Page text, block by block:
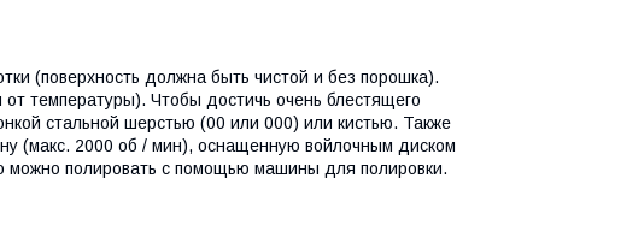
(поверхность должна быть чистой и без порошка).
температуры). Чтобы достичь очень блестящего
стальной шерстью (00 или 000) или кистью. Также
(макс. 2000 об / мин), оснащенную войлочным диском
можно полировать с помощью машины для полировки.